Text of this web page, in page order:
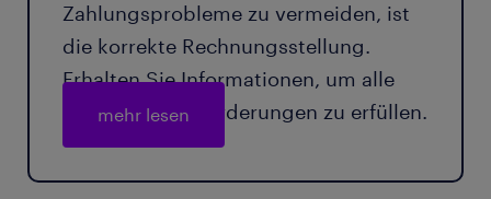
Zahlungsprobleme zu vermeiden, ist
die korrekte Rechnungsstellung.
Erhalten Sie Informationen, um alle
rechtlichen Anforderungen zu erfüllen.
mehr lesen